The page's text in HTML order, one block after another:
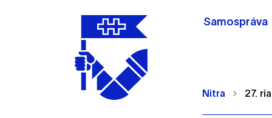
Samospráva
Nitra 27.